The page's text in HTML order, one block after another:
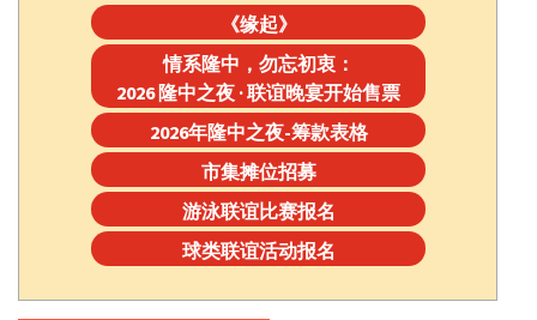
《缘起》
情系隆中，勿忘初衷：
2026 隆中之夜 · 联谊晚宴开始售票
2026年隆中之夜-筹款表格
市集摊位招募
游泳联谊比赛报名
球类联谊活动报名